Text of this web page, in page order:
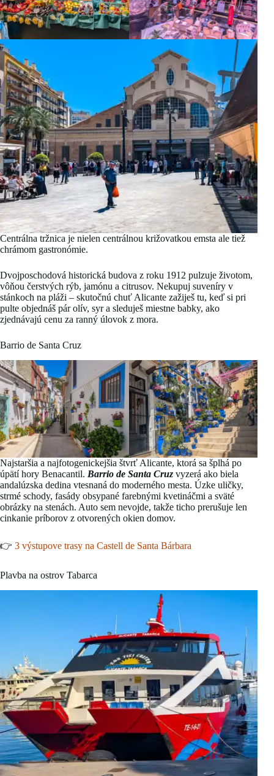
Centrálna tržnica je nielen centrálnou križovatkou emsta ale tiež
chrámom gastronómie.
Dvojposchodová historická budova z roku 1912 pulzuje životom,
vôňou čerstvých rýb, jamónu a citrusov. Nekupuj suveníry v
stánkoch na pláži – skutočnú chuť Alicante zažiješ tu, keď si pri
pulte objednáš pár olív, syr a sleduješ miestne babky, ako
zjednávajú cenu za ranný úlovok z mora.
Barrio de Santa Cruz
Najstaršia a najfotogenickejšia štvrť Alicante, ktorá sa šplhá po
úpätí hory Benacantil. Barrio de Santa Cruz vyzerá ako biela
andalúzska dedina vtesnaná do moderného mesta. Úzke uličky,
strmé schody, fasády obsypané farebnými kvetináčmi a sväté
obrázky na stenách. Auto sem nevojde, takže ticho prerušuje len
cinkanie príborov z otvorených okien domov.
👉 3 výstupove trasy na Castell de Santa Bárbara
Plavba na ostrov Tabarca